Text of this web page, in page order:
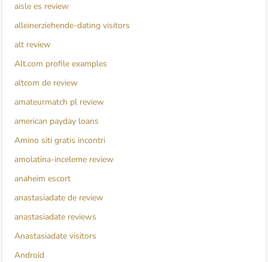
aisle es review
alleinerziehende-dating visitors
alt review
Alt.com profile examples
altcom de review
amateurmatch pl review
american payday loans
Amino siti gratis incontri
amolatina-inceleme review
anaheim escort
anastasiadate de review
anastasiadate reviews
Anastasiadate visitors
Android